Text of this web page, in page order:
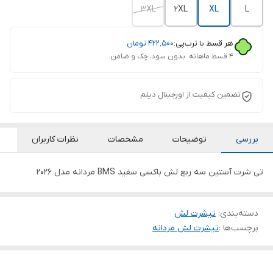
L
XL
2XL
3XL
هر قسط با ترب‌پی:۴۲۲٬۵۰۰ تومان
۴ قسط ماهانه. بدون سود، چک و ضامن.
تضمین کیفیت از اورجینال دیلم
بررسی توضیحات مشخصات نظرات کاربران
تی شرت آستین سه ربع لش باکسی سفید BMS مردانه مدل 2026
دسته‌بندی: تیشرت لش
برچسب‌ها :تیشرت لش مردانه